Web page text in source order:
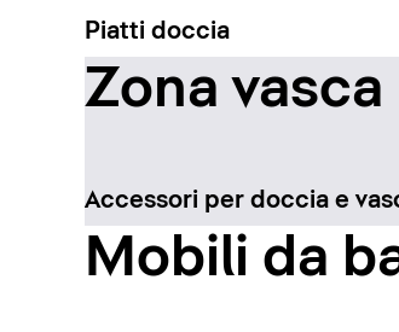
Piatti doccia
Zona vasca
Accessori per doccia e
Mobili da